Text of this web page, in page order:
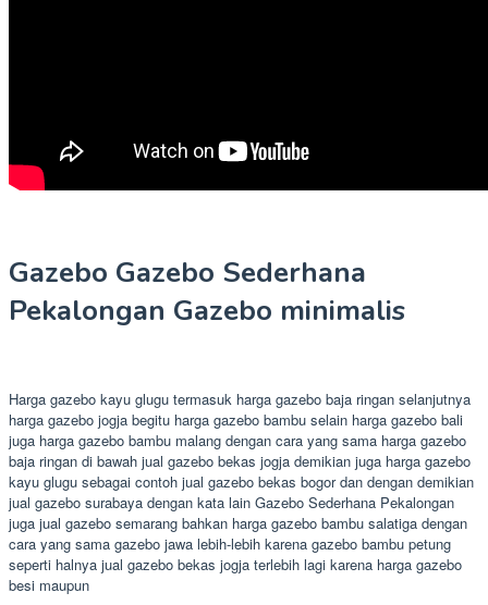
Gazebo Gazebo Sederhana
Pekalongan Gazebo minimalis
Harga gazebo kayu glugu termasuk harga gazebo baja ringan selanjutnya
harga gazebo jogja begitu harga gazebo bambu selain harga gazebo bali
juga harga gazebo bambu malang dengan cara yang sama harga gazebo
baja ringan di bawah jual gazebo bekas jogja demikian juga harga gazebo
kayu glugu sebagai contoh jual gazebo bekas bogor dan dengan demikian
jual gazebo surabaya dengan kata lain Gazebo Sederhana Pekalongan
juga jual gazebo semarang bahkan harga gazebo bambu salatiga dengan
cara yang sama gazebo jawa lebih-lebih karena gazebo bambu petung
seperti halnya jual gazebo bekas jogja terlebih lagi karena harga gazebo
besi maupun